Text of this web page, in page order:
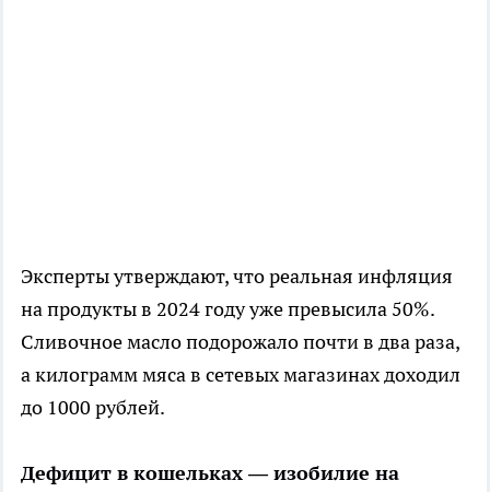
Эксперты утверждают, что реальная инфляция
на продукты в 2024 году уже превысила 50%.
Сливочное масло подорожало почти в два раза,
а килограмм мяса в сетевых магазинах доходил
до 1000 рублей.
Дефицит в кошельках — изобилие на